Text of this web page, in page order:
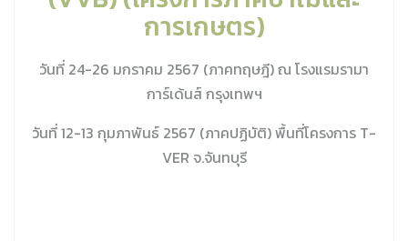
การเกษตร)
วันที่ 24-26 มกราคม 2567 (ภาคทฤษฎี) ณ โรงแรมรามา
การ์เด้นส์ กรุงเทพฯ
วันที่ 12-13 กุมภาพันธ์ 2567 (ภาคปฏิบัติ) พื้นที่โครงการ T-
VER จ.จันทบุรี